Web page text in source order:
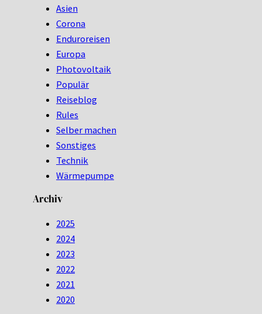
Asien
Corona
Enduroreisen
Europa
Photovoltaik
Populär
Reiseblog
Rules
Selber machen
Sonstiges
Technik
Wärmepumpe
Archiv
2025
2024
2023
2022
2021
2020